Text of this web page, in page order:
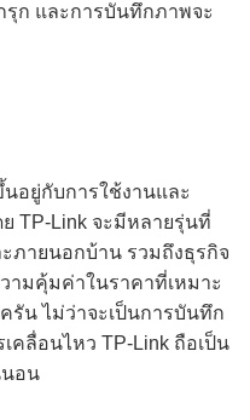
ก และการบันทึกภาพจะ
อยู่กับการใช้งานและ
TP-Link จะมีหลายรุ่นที่
ภายนอกบ้าน รวมถึงธุรกิจ
ามคุ้มค่าในราคาที่เหมาะ
รัน ไม่ว่าจะเป็นการบันทึก
คลื่อนไหว TP-Link ถือเป็น
นอน